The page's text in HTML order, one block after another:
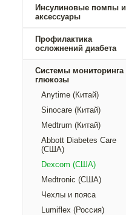
Инсулиновые помпы и
аксессуары
Профилактика
осложнений диабета
Системы мониторинга
глюкозы
Anytime (Китай)
Sinocare (Китай)
Medtrum (Китай)
Abbott Diabetes Care
(США)
Dexcom (США)
Medtronic (США)
Чехлы и пояса
Lumiflex (Россия)